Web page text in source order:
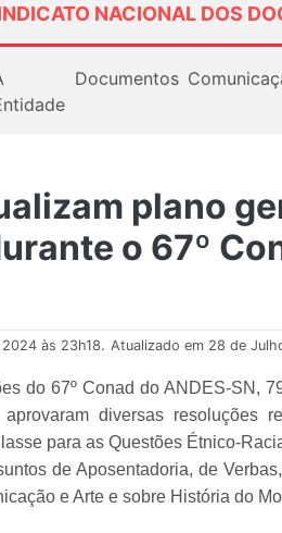
NACIONAL DOS
Documentos
plano
o 67º
às 23h18. Atualizado em 28 de
do 67º Conad do ANDES-SN,
diversas resoluções
para as Questões Étnico-
de Aposentadoria, de
e Arte e sobre História do